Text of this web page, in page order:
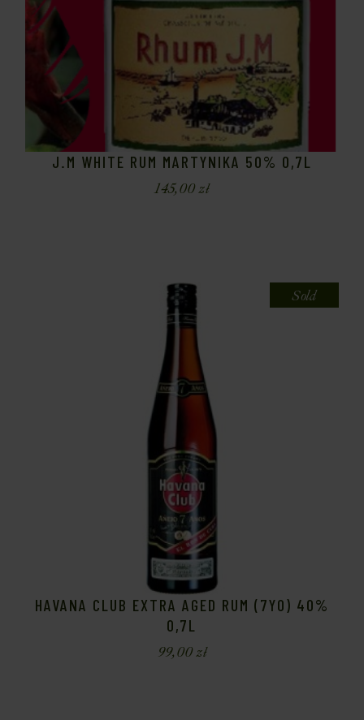
J.M WHITE RUM MARTYNIKA 50% 0,7L
145,00zł
Sold
HAVANA CLUB EXTRA AGED RUM (7YO) 40%
0,7L
99,00zł